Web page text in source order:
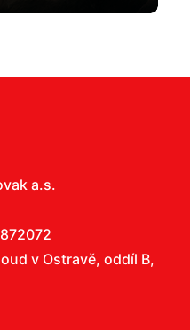
a.s.
v Ostravě, oddíl B,